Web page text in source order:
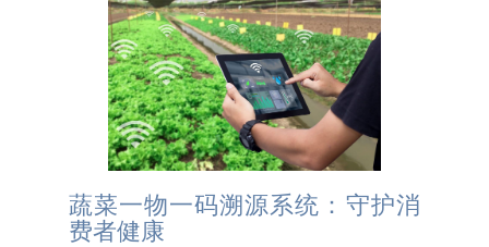
蔬菜一物一码溯源系统：守护消
费者健康